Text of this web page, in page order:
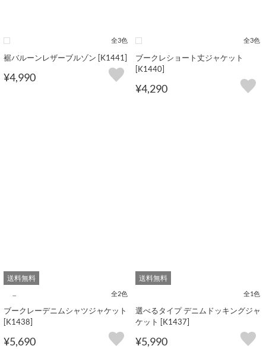
全3色
裾バルーンレザーブルゾン [K1441]
¥4,990
全3色
ブークレショート丈ジャケット
[K1440]
¥4,290
送料無料
全2色
ブークレーデニムシャツジャケット
[K1438]
¥5,690
送料無料
全1色
選べるタイプ デニムドッキングジャ
ケット [K1437]
¥5,990